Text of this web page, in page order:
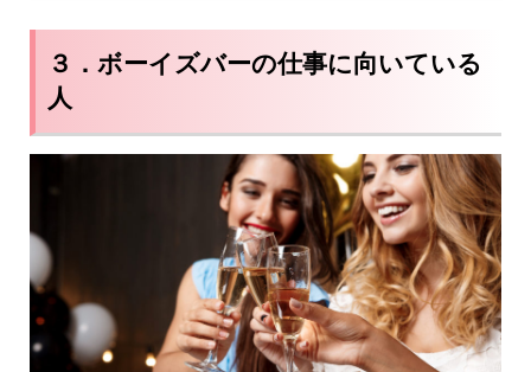
３．ボーイズバーの仕事に向いている
人